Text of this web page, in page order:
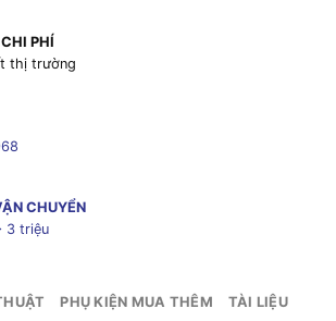
PHÍ
thị trường
CHUYỂN
3 triệu
PHỤ KIỆN MUA THÊM TÀI LIỆU